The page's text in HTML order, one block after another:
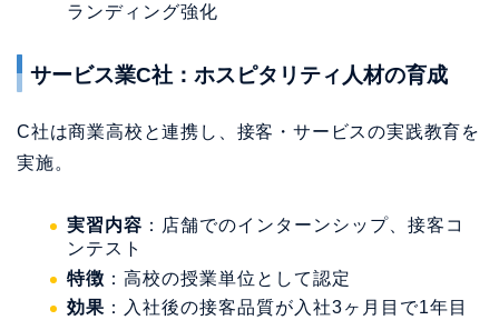
ランディング強化
サービス業C社：ホスピタリティ人材の育成
C社は商業高校と連携し、接客・サービスの実践教育を
実施。
実習内容 ：店舗でのインターンシップ、接客コ
ンテスト
特徴 ：高校の授業単位として認定
効果 ：入社後の接客品質が入社3ヶ月目で1年目